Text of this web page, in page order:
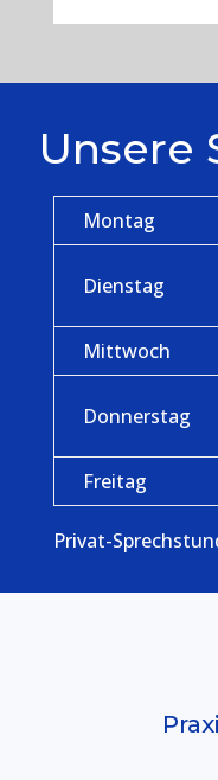
Unsere
Montag
Dienstag
Mittwoch
Donnerstag
Freitag
Privat-